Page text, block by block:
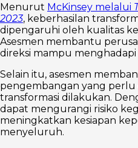
Menurut McKinsey melalui
2023, keberhasilan
dipengaruhi oleh kualitas
Asesmen membantu
direksi mampu
Selain itu, asesmen
pengembangan yang
transformasi dilakukan.
dapat mengurangi risiko
meningkatkan kesiapan
menyeluruh.